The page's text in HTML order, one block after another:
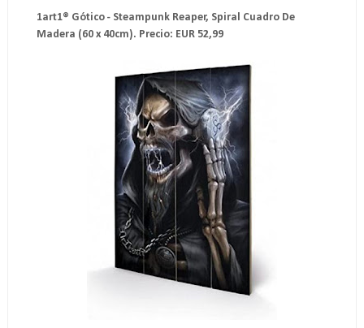
1art1® Gótico - Steampunk Reaper, Spiral Cuadro De
Madera (60 x 40cm). Precio: EUR 52,99